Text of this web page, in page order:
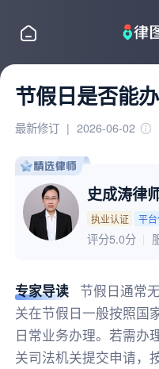
节假日是否能
最新修订 | 2026-06-02
史成涛律
执业认证 平
评分5.0分
专家导读
节假日通常
关在节假日一般按照国
日常业务办理。若需办
关司法机关提交申请，